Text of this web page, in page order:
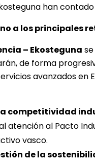
han
a los principales
– Ekosteguna
de forma
avanzados en
competitividad
atención al Pacto
vasco.
de la